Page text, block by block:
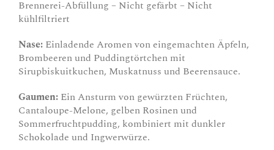
Brennerei-Abfüllung – Nicht gefärbt – Nicht
kühlfiltriert
Nase: Einladende Aromen von eingemachten Äpfeln,
Brombeeren und Puddingtörtchen mit
Sirupbiskuitkuchen, Muskatnuss und Beerensauce.
Gaumen: Ein Ansturm von gewürzten Früchten,
Cantaloupe-Melone, gelben Rosinen und
Sommerfruchtpudding, kombiniert mit dunkler
Schokolade und Ingwerwürze.